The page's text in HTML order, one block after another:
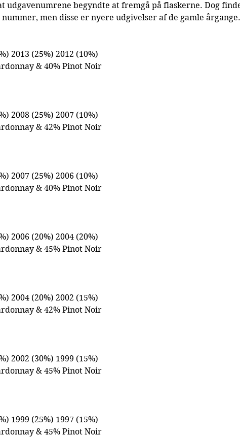
udgavenumrene begyndte at fremgå på flaskerne. Dog
men disse er nyere udgivelser af de gamle årgange.
2013 (25%) 2012 (10%)
& 40% Pinot Noir
2008 (25%) 2007 (10%)
& 42% Pinot Noir
2007 (25%) 2006 (10%)
& 40% Pinot Noir
2006 (20%) 2004 (20%)
& 45% Pinot Noir
2004 (20%) 2002 (15%)
& 42% Pinot Noir
2002 (30%) 1999 (15%)
& 45% Pinot Noir
1999 (25%) 1997 (15%)
& 45% Pinot Noir